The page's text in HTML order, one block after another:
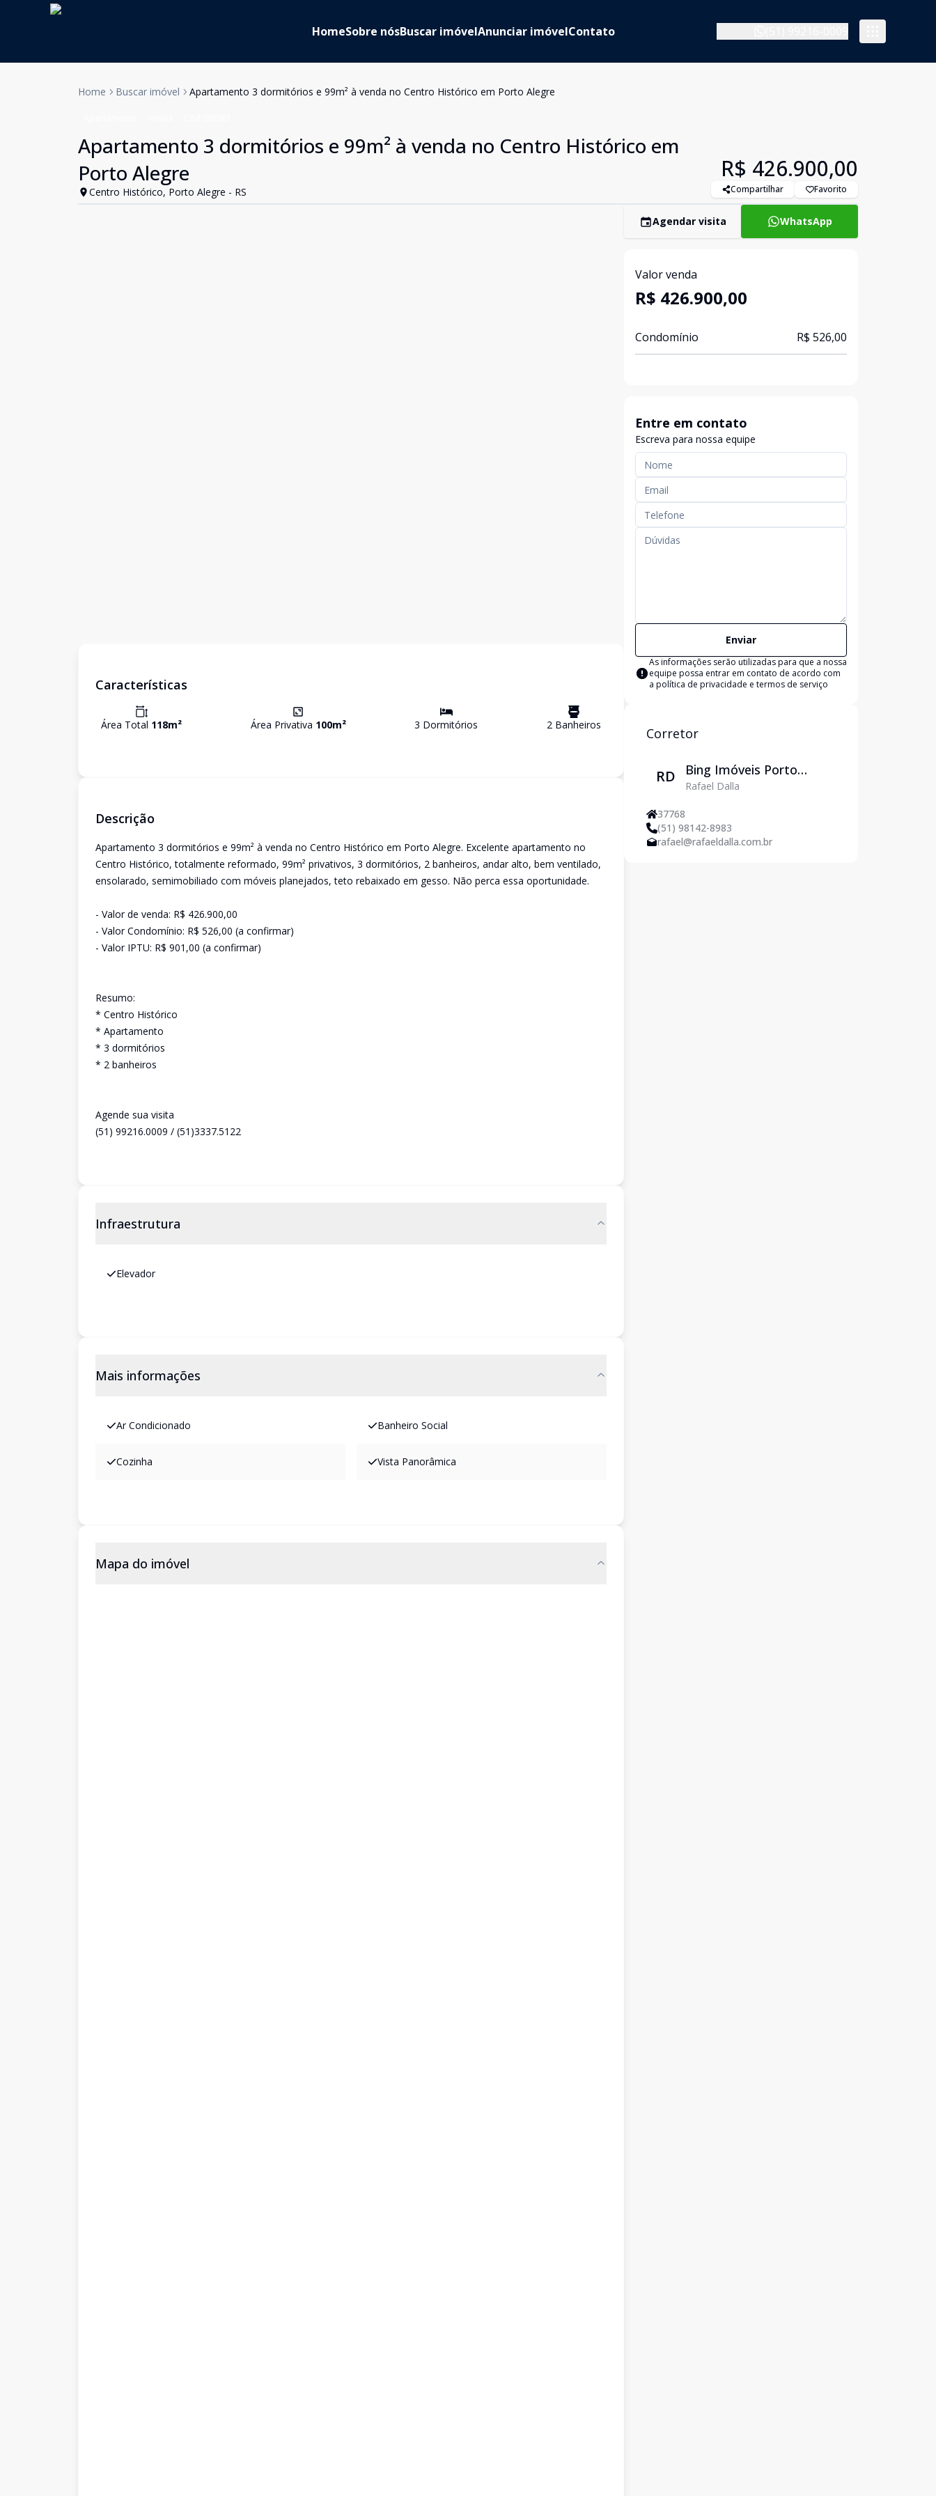
HomeSobre nósBuscar imóvelAnunciar imóvelContato
Home Buscar imóvel Apartamento 3 dormitórios e 99m² à venda no Centro Histórico em Porto Alegre
Apartamento 3 dormitórios e 99m² à venda no Centro Histórico em
Porto Alegre
Centro Histórico, Porto Alegre - RS
R$ 426.900,00
Compartilhar Favorito
Características
Área Total 118m² Área Privativa 100m² 3 Dormitórios 2Banheiros
Descrição
Apartamento 3 dormitórios e 99m² à venda no Centro Histórico em Porto Alegre. Excelente apartamento no
Centro Histórico, totalmente reformado, 99m² privativos, 3 dormitórios, 2 banheiros, andar alto, bem ventilado,
ensolarado, semimobiliado com móveis planejados, teto rebaixado em gesso. Não perca essa oportunidade.
- Valor de venda: R$ 426.900,00
- Valor Condomínio: R$ 526,00 (a confirmar)
- Valor IPTU: R$ 901,00 (a confirmar)
Resumo:
* Centro Histórico
* Apartamento
* 3 dormitórios
* 2 banheiros
Agende sua visita
(51) 99216.0009 / (51)3337.5122
Infraestrutura
Elevador
Mais informações
Ar Condicionado Banheiro Social
Cozinha Vista Panorâmica
Mapa do imóvel
Agendar visita WhatsApp
Valor venda
R$ 426.900,00
Condomínio R$ 526,00
Entre em contato
Escreva para nossa equipe
Enviar
As informações serão utilizadas para que a nossa
equipe possa entrar em contato de acordo com
a política de privacidade e termos de serviço
Corretor
RD
Bing Imóveis Porto
Alegre
Rafael Dalla
37768
(51) 98142-8983
rafael@rafaeldalla.com.br